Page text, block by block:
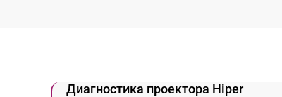
Диагностика проектора Hiper